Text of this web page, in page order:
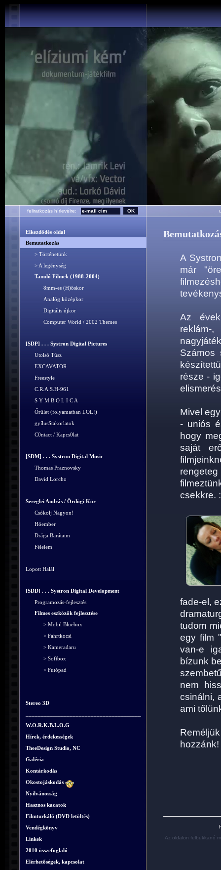
feliratkozás hírlevélre:
Elkezdődés oldal
Bemutatkozás
> Történetünk
> A legénység
Tanuló Filmek (1988-2004)
8mm-es (H)őskor
Analóg középkor
Digitális újkor
Computer World / 2002 Themes
[SDP] . . . Systron Digital Pictures
Utolsó Túsz
EXCAVATOR
Freestyle
C.R.A.S.H-961
S Y M B O L I C A
Őrület (folyamatban LOL!)
gyílusStakorlatok
C0ntact / Kapcs0lat
[SDM] . . . Systron Digital Music
Thomas Praznovsky
David Lorcho
Sereglei András / Ördögi Kör
Csókolj Nagyon!
Hóember
Drága Barátaim
Félelem
Lopott Halál
[SDD] . . . Systron Digital Development
Programozás-fejlesztés
Filmes eszközök fejlesztése
> Mobil Bluebox
> Fahrtkocsi
> Kameradaru
> Softbox
> Futópad
Stereo 3D
W.O.R.K.B.L.O.G
Hírek, érdekességek
TheeDesign Studio, NC
Galéria
Kontárkodás
Okostojáskodás
Nyilvánosság
Hasznos kacatok
Filmturkáló (DVD letöltés)
Vendégkönyv
Linkek
2010 összefoglaló
Elérhetőségek, kapcsolat
A
már
Az
Számos
része -
Mivel
- uniós
hogy
saját
csekkre.
fade-el,
tudom
egy film
van-e
bízunk
nem
csinálni,
ami
hozzánk!
Az oldalon felbukkanó